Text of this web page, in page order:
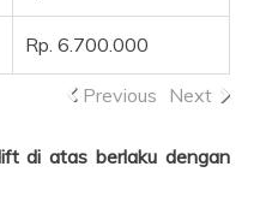
Rp. 6.700.000
Previous Next
di atas berlaku dengan